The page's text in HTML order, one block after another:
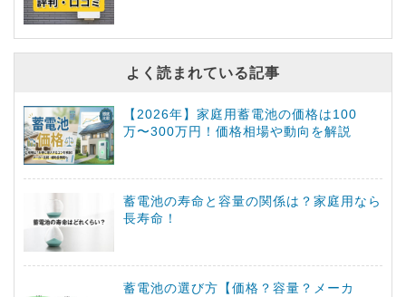
よく読まれている記事
【2026年】家庭用蓄電池の価格は100
万〜300万円！価格相場や動向を解説
蓄電池の寿命と容量の関係は？家庭用なら
長寿命！
蓄電池の選び方【価格？容量？メーカ